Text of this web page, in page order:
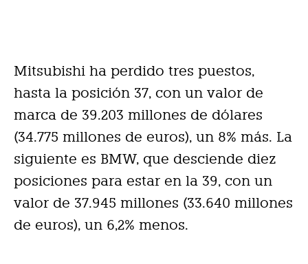
Mitsubishi ha perdido tres puestos,
hasta la posición 37, con un valor de
marca de 39.203 millones de dólares
(34.775 millones de euros), un 8% más. La
siguiente es BMW, que desciende diez
posiciones para estar en la 39, con un
valor de 37.945 millones (33.640 millones
de euros), un 6,2% menos.